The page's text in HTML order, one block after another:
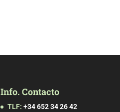
Info. Contacto
TLF: +34 652 34 26 42